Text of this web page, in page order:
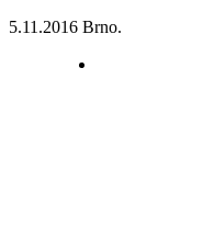
5.11.2016 Brno.